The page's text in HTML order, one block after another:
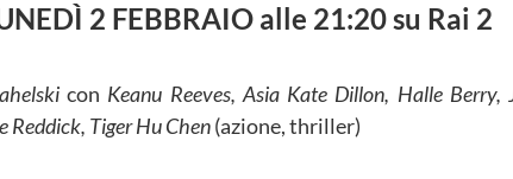
2 FEBBRAIO alle 21:20 su Rai 2
con Keanu Reeves, Asia Kate Dillon, Halle
Reddick, Tiger Hu Chen(azione, thriller)